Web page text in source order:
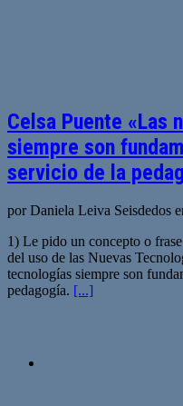
Celsa Puente «Las
siempre son
servicio de la
por Daniela Leiva Seisdedos
1) Le pido un concepto o
del uso de las Nuevas
tecnologías siempre son
pedagogía. [...]